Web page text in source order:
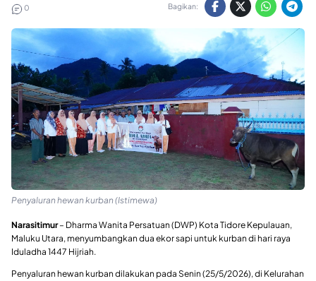
0 Bagikan:
Penyaluran hewan kurban (Istimewa)
Narasitimur– Dharma Wanita Persatuan (DWP) Kota Tidore Kepulauan,
Maluku Utara, menyumbangkan dua ekor sapi untuk kurban di hari raya
Iduladha 1447 Hijriah.
Penyaluran hewan kurban dilakukan pada Senin (25/5/2026), di Kelurahan